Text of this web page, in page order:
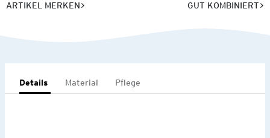
ARTIKEL MERKEN GUT KOMBINIERT
Details Material Pflege